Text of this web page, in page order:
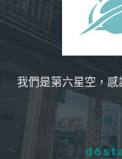
我們是第六星空，